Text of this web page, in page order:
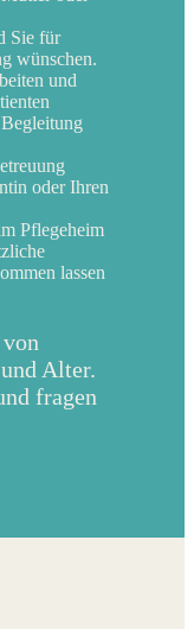
Sie für
wünschen.
und
oder Ihren
Pflegeheim
lassen
Alter.
fragen